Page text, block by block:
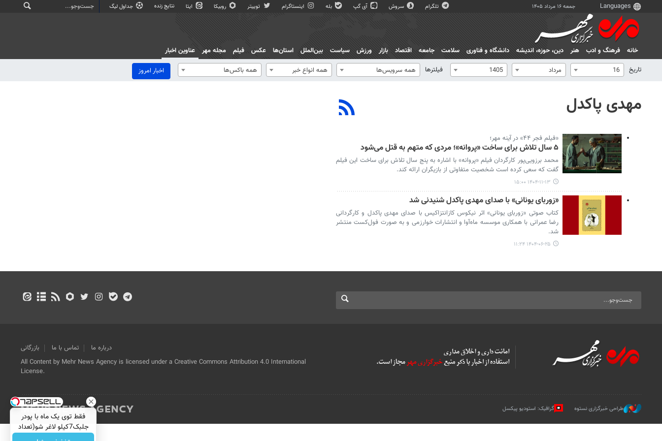
جمعه ۱۶ مرداد ۱۴۰۵ تلگرام سروش آی گپ بله اینستاگرام توییتر روبیکا ایتا نتایج زنده جداول لیگ
خانه فرهنگ و ادب هنر دين، حوزه، انديشه دانشگاه و فناوری سلامت جامعه اقتصاد بازار ورزش سیاست بین‌الملل استان‌ها عکس فیلم مجله مهر
عناوین اخبار
تاریخ
16 مرداد 1405 فیلترها همه سرویس‌ها همه انواع خبر همه باکس‌ها اخبار امروز
مهدی پاکدل
«فیلم فجر ۴۴» در آینه مهر؛
۵ سال تلاش برای ساخت «پروانه»؛ مردی که متهم به قتل می‌شود
محمد برزویی‌پور کارگردان فیلم «پروانه» با اشاره به پنج سال تلاش برای ساخت این فیلم
گفت که سعی کرده است شخصیت متفاوتی از بازیگران ارائه کند.
۱۴۰۴-۱۱-۱۳ ۱۵:۰۰
«زوربای یونانی» با صدای مهدی پاکدل شنیدنی شد
کتاب صوتی «زوربای یونانی» اثر نیکوس کازانتزاکیس با صدای مهدی پاکدل و کارگردانی
رضا عمرانی با همکاری موسسه ماه‌آوا و انتشارات خوارزمی و به صورت فول‌کست منتشر
شد.
۱۴۰۴-۰۶-۲۵ ۱۱:۲۴
درباره ما تماس با ما
بازرگانی
All Content by Mehr News Agency is licensed under a Creative Commons Attribution 4.0 International
License.
طراحی خبرگزاری نستوه گرافیک: استودیو پیکسل
فقط توی یک ماه با پودر
جلبک7کیلو لاغر شو(تعداد
محدود)